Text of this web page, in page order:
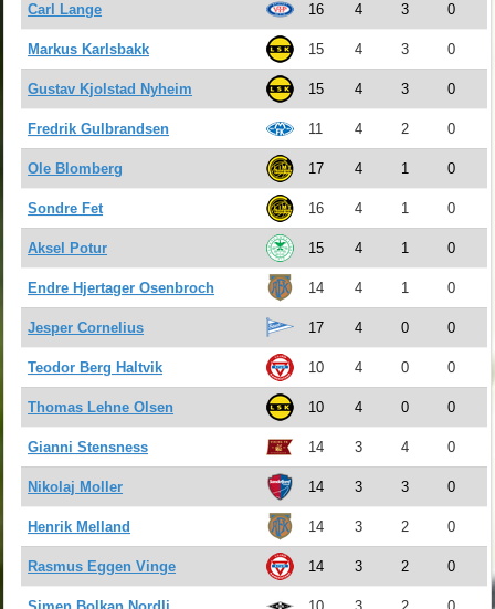
Carl Lange 16 4 3 0
Markus Karlsbakk 15 4 3 0
Gustav Kjolstad Nyheim 15 4 3 0
Fredrik Gulbrandsen 11 4 2 0
Ole Blomberg 17 4 1 0
Sondre Fet 16 4 1 0
Aksel Potur 15 4 1 0
Endre Hjertager Osenbroch 14 4 1 0
Jesper Cornelius 17 4 0 0
Teodor Berg Haltvik 10 4 0 0
Thomas Lehne Olsen 10 4 0 0
Gianni Stensness 14 3 4 0
Nikolaj Moller 14 3 3 0
Henrik Melland 14 3 2 0
Rasmus Eggen Vinge 14 3 2 0